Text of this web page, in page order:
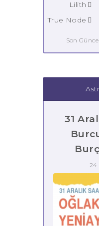
Lilith
True Node
Son
31
24